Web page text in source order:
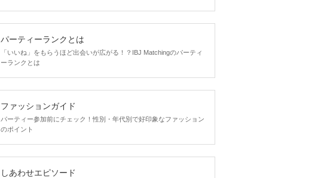
パーティーランクとは
「いいね」をもらうほど出会いが広がる！？IBJ Matchingのパーティ
ーランクとは
ファッションガイド
パーティー参加前にチェック！性別・年代別で好印象なファッション
のポイント
しあわせエピソード